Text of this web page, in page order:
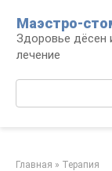
контенту
Маэстро-
Здоровье дёсен
лечение
Главная » Терапия